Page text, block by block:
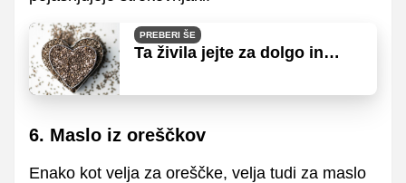
PREBERI ŠE
Ta živila jejte za dolgo in
6. Maslo iz oreščkov
Enako kot velja za oreščke, velja tudi za maslo